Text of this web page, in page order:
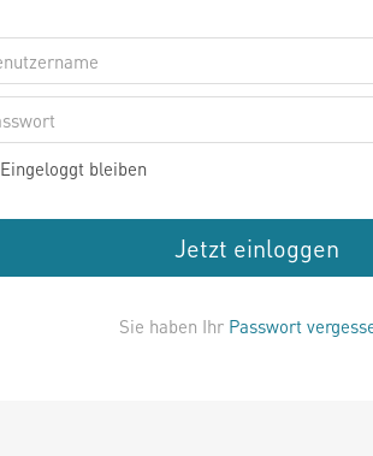
Eingeloggt bleiben
Jetzt einloggen
Sie haben Ihr Passwort